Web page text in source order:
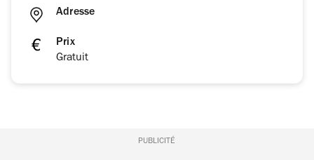
Adresse
Prix
Gratuit
PUBLICITÉ